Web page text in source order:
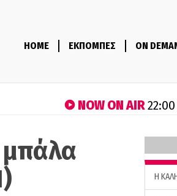
HOME ΕΚΠΟΜΠΕΣ ON
NOW ON AIR
H